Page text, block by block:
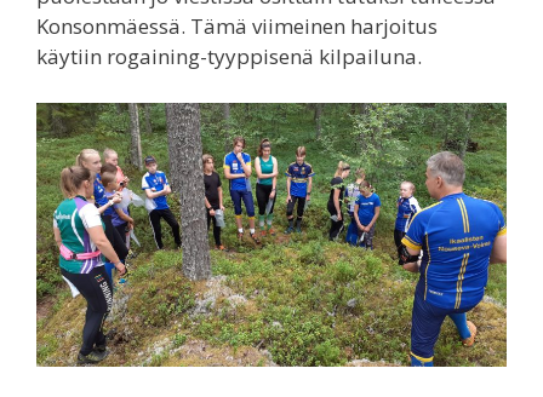
Konsonmäessä. Tämä viimeinen harjoitus
käytiin rogaining-tyyppisenä kilpailuna.